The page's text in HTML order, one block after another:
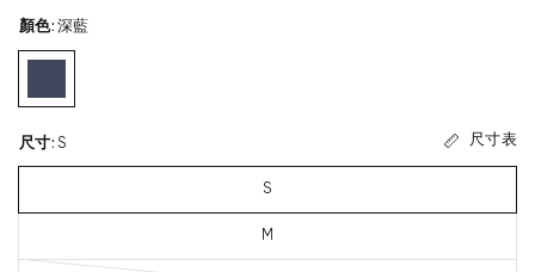
顏色: 深藍
尺寸: S 尺寸表
S
M